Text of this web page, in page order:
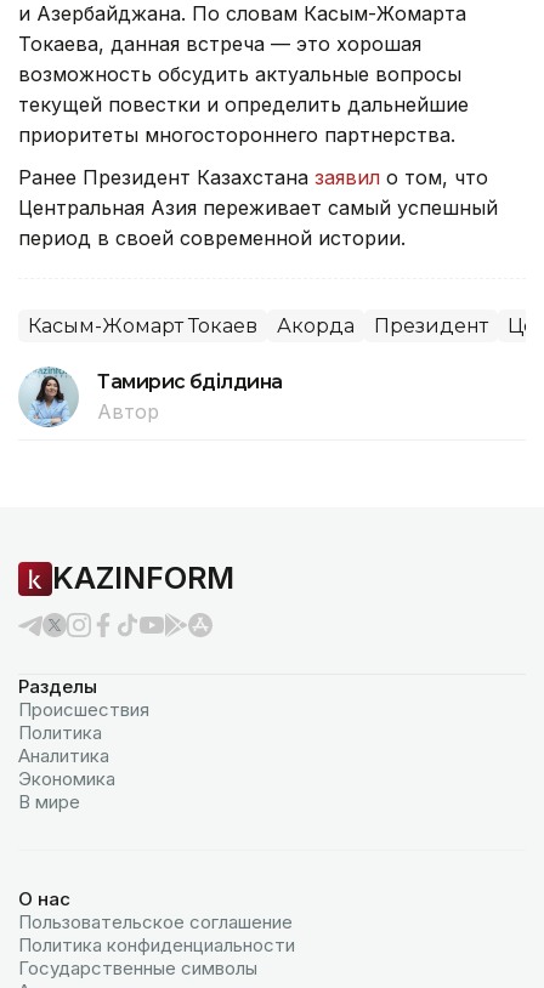
и Азербайджана. По словам Касым-Жомарта
Токаева, данная встреча — это хорошая
возможность обсудить актуальные вопросы
текущей повестки и определить дальнейшие
приоритеты многостороннего партнерства.
Ранее Президент Казахстана заявил о том, что
Центральная Азия переживает самый успешный
период в своей современной истории.
Касым-Жомарт Токаев Акорда Президент
Тамирис Әбділдина
Автор
KAZINFORM
Разделы
Происшествия
Политика
Аналитика
Экономика
В мире
О нас
Пользовательское соглашение
Политика конфиденциальности
Государственные символы